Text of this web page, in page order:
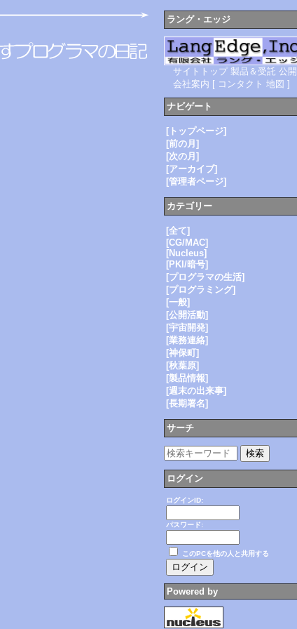
ラング・エッジ
サイトトップ 製品＆受託 公開
会社案内 [ コンタクト 地図 ]
ナビゲート
[トップページ]
[前の月]
[次の月]
[アーカイブ]
[管理者ページ]
カテゴリー
[全て]
[CG/MAC]
[Nucleus]
[PKI/暗号]
[プログラマの生活]
[プログラミング]
[一般]
[公開活動]
[宇宙開発]
[業務連絡]
[神保町]
[秋葉原]
[製品情報]
[週末の出来事]
[長期署名]
サーチ
ログイン
ログインID:
パスワード:
このPCを他の人と共用する
Powered by